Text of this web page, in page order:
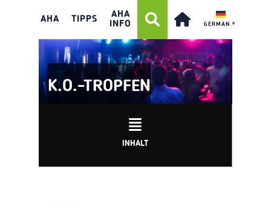
AHA TIPPS
AHA
INFO
GERMAN ▼
K.O.-TROPFEN
INHALT